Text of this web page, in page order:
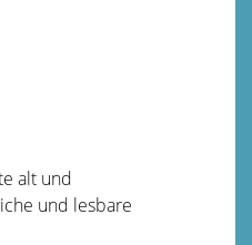
alt und
und lesbare